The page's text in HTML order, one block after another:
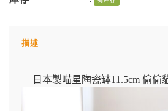
描述
日本製喵星陶瓷缽11.5cm 偷偷